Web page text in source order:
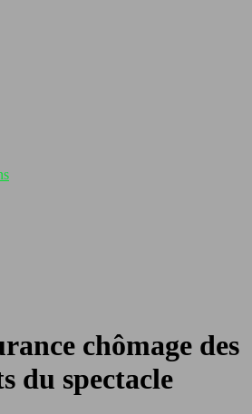
chômage des
du spectacle